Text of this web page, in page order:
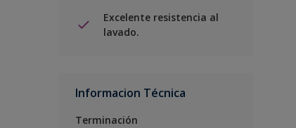
Excelente resistencia al
lavado.
Informacion Técnica
Terminación